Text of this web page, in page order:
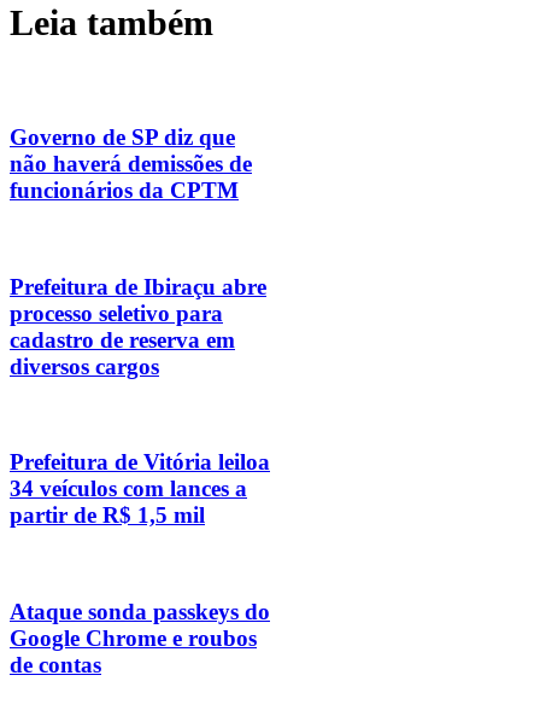
Leia também
Governo de SP diz que
não haverá demissões de
funcionários da CPTM
Prefeitura de Ibiraçu abre
processo seletivo para
cadastro de reserva em
diversos cargos
Prefeitura de Vitória leiloa
34 veículos com lances a
partir de R$ 1,5 mil
Ataque sonda passkeys do
Google Chrome e roubos
de contas